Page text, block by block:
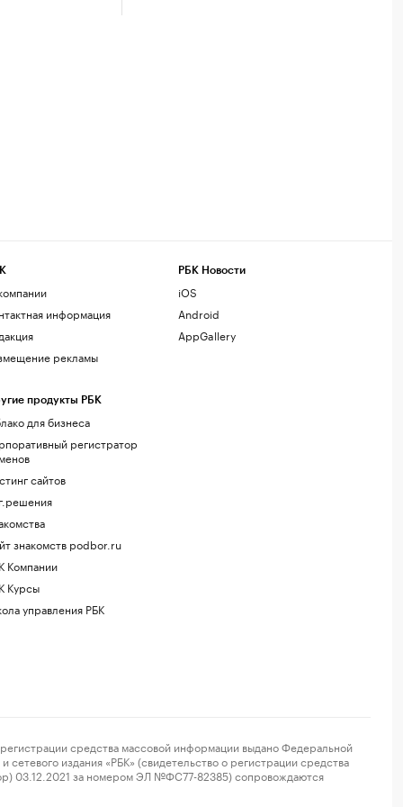
информация
рекламы
продукты РБК
для бизнеса
регистратор
сайтов
знакомств podbor.ru
Компании
Курсы
управления РБК
РБК Новости
iOS
Android
AppGallery
средства массовой информации выдано Федеральной
издания «РБК» (свидетельство о регистрации средства
03.12.2021 за номером ЭЛ №ФС77-82385) сопровождаются